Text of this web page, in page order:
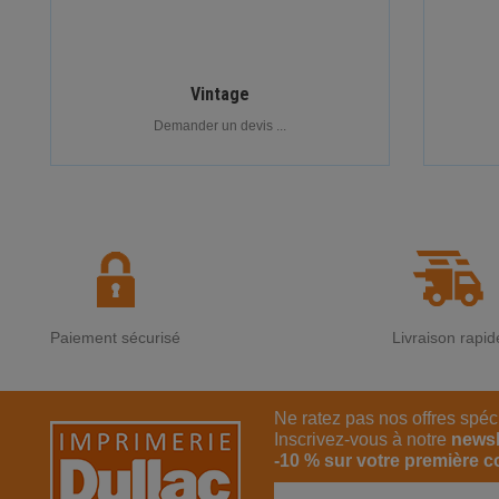
Vintage
Demander un devis ...
Paiement sécurisé Livraison
Ne ratez pas nos offres
Inscrivez-vous à notre
-10 % sur votre première